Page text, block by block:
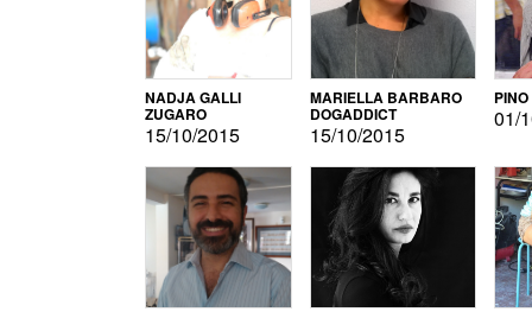
NADJA GALLI
ZUGARO
15/10/2015
MARIELLA BARBARO
DOGADDICT
15/10/2015
01/